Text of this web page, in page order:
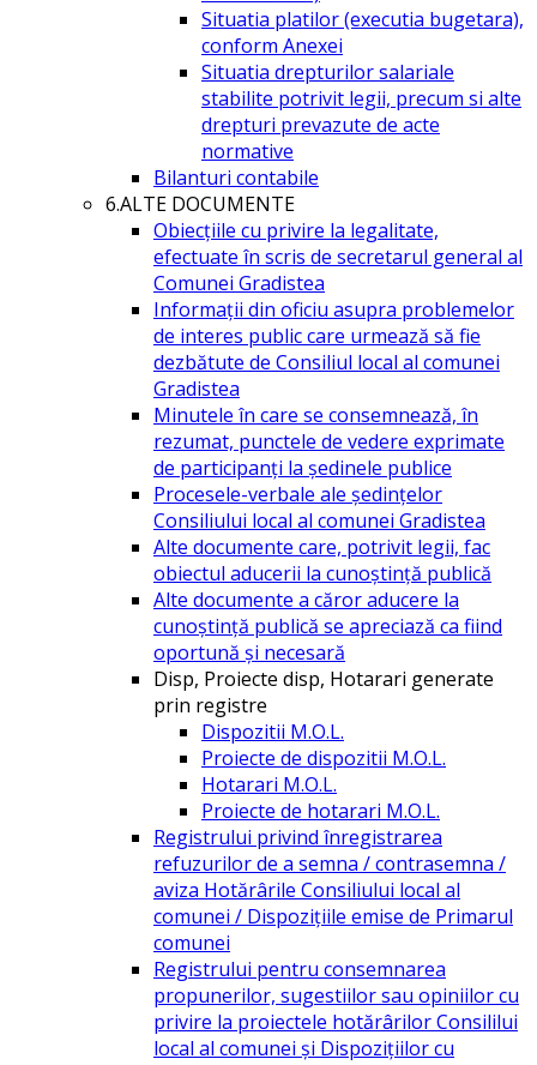
Situatia platilor (executia bugetara),
conform Anexei
Situatia drepturilor salariale
stabilite potrivit legii, precum si alte
drepturi prevazute de acte
normative
Bilanturi contabile
6.ALTE DOCUMENTE
Obiecțiile cu privire la legalitate,
efectuate în scris de secretarul general al
Comunei Gradistea
Informații din oficiu asupra problemelor
de interes public care urmează să fie
dezbătute de Consiliul local al comunei
Gradistea
Minutele în care se consemnează, în
rezumat, punctele de vedere exprimate
de participanți la ședinele publice
Procesele-verbale ale ședințelor
Consiliului local al comunei Gradistea
Alte documente care, potrivit legii, fac
obiectul aducerii la cunoștință publică
Alte documente a căror aducere la
cunoștință publică se apreciază ca fiind
oportună și necesară
Disp, Proiecte disp, Hotarari generate
prin registre
Dispozitii M.O.L.
Proiecte de dispozitii M.O.L.
Hotarari M.O.L.
Proiecte de hotarari M.O.L.
Registrului privind înregistrarea
refuzurilor de a semna / contrasemna /
aviza Hotărârile Consiliului local al
comunei / Dispozițiile emise de Primarul
comunei
Registrului pentru consemnarea
propunerilor, sugestiilor sau opiniilor cu
privire la proiectele hotărârilor Consililui
local al comunei și Dispozițiilor cu